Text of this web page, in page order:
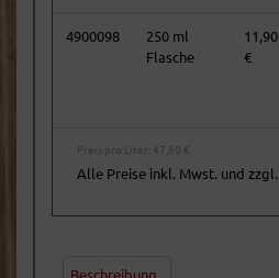
4900098
250 ml
Flasche
11,90
€
Preis pro Liter: 47,60 €
Alle Preise inkl. Mwst. und zzgl.